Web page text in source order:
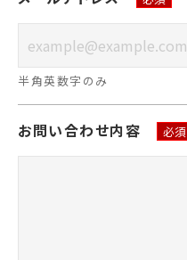
半角英数字のみ
お問い合わせ内容 必須